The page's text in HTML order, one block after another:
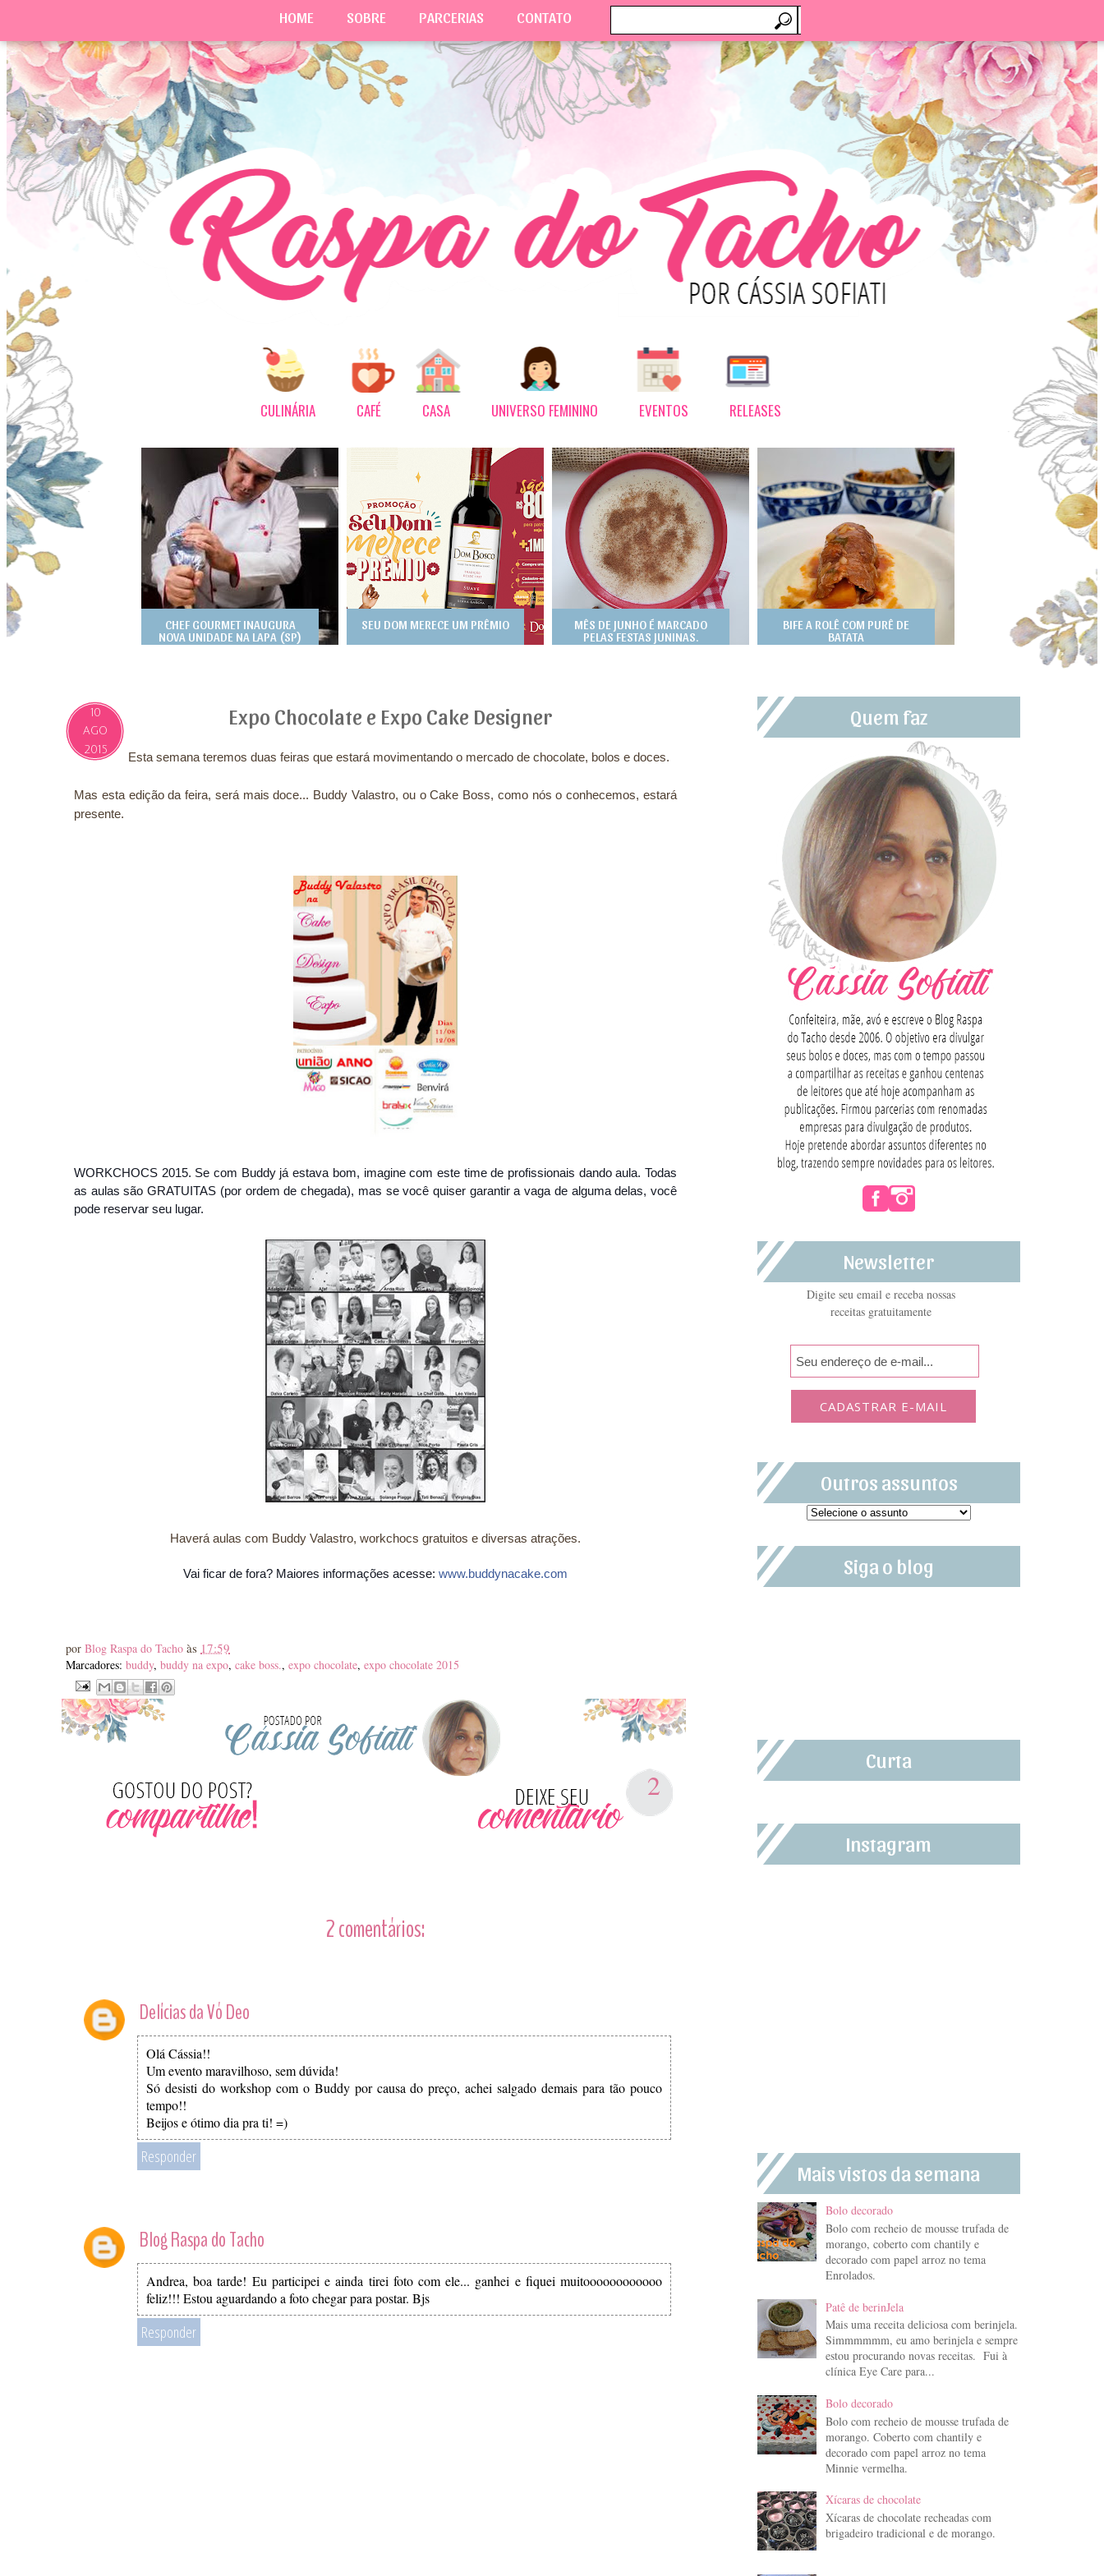
CULINÁRIA CAFÉ CASA UNIVERSO FEMININO EVENTOS RELEASES
CHEF GOURMET INAUGURA
NOVA UNIDADE NA LAPA (SP)
SEU DOM MERECE UM PRÊMIO
MÊS DE JUNHO É MARCADO
PELAS FESTAS JUNINAS.
BIFE A ROLÊ COM PURÊ DE
BATATA
10
AGO
2015
Expo Chocolate e Expo Cake Designer
Esta semana teremos duas feiras que estará movimentando o mercado de chocolate, bolos e doces.
Mas esta edição da feira, será mais doce... Buddy Valastro, ou o Cake Boss, como nós o conhecemos, estará
presente.
WORKCHOCS 2015. Se com Buddy já estava bom, imagine com este time de profissionais dando aula. Todas
as aulas são GRATUITAS (por ordem de chegada), mas se você quiser garantir a vaga de alguma delas, você
pode reservar seu lugar.
Haverá aulas com Buddy Valastro, workchocs gratuitos e diversas atrações.
Vai ficar de fora? Maiores informações acesse: www.buddynacake.com
por Blog Raspa do Tacho às 17:59
Marcadores: buddy, buddy na expo, cake boss., expo chocolate, expo chocolate 2015
2
2 comentários:
Delícias da Vó Deo
Olá Cássia!!
Um evento maravilhoso, sem dúvida!
Só desisti do workshop com o Buddy por causa do preço, achei salgado demais para tão pouco
tempo!!
Beijos e ótimo dia pra ti! =)
Responder
Blog Raspa do Tacho
Andrea, boa tarde! Eu participei e ainda tirei foto com ele... ganhei e fiquei muitoooooooooooo
feliz!!! Estou aguardando a foto chegar para postar. Bjs
Responder
Quem faz
Newsletter
Digite seu email e receba nossas
receitas gratuitamente
Outros assuntos
Siga o blog
Curta
Instagram
Mais vistos da semana
Bolo decorado
Bolo com recheio de mousse trufada de
morango, coberto com chantily e
decorado com papel arroz no tema
Enrolados.
Patê de berinJela
Mais uma receita deliciosa com berinjela.
Simmmmmm, eu amo berinjela e sempre
estou procurando novas receitas. Fui à
clínica Eye Care para...
Bolo decorado
Bolo com recheio de mousse trufada de
morango. Coberto com chantily e
decorado com papel arroz no tema
Minnie vermelha.
Xícaras de chocolate
Xícaras de chocolate recheadas com
brigadeiro tradicional e de morango.
HOME SOBRE PARCERIAS CONTATO